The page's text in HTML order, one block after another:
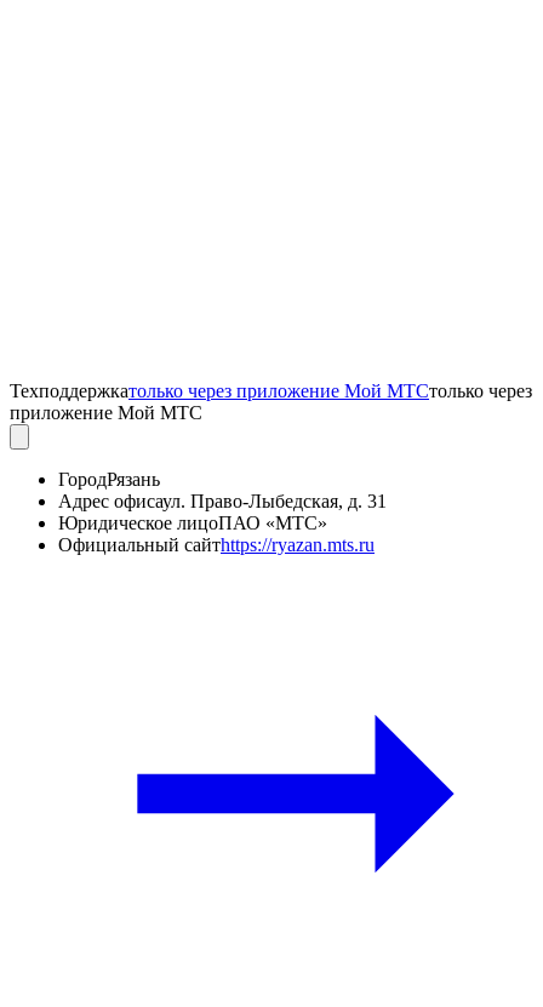
Техподдержкатолько через приложение Мой МТСтолько через
приложение Мой МТС
ГородРязань
Адрес офисаул. Право-Лыбедская, д. 31
Юридическое лицоПАО «МТС»
Официальный сайтhttps://ryazan.mts.ru